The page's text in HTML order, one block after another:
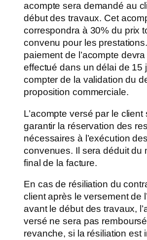
acompte sera demandé au
début des travaux. Cet
correspondra à 30% du prix
convenu pour les
paiement de l’acompte devra
effectué dans un délai de 15
compter de la validation du
proposition commerciale.
L’acompte versé par le client
garantir la réservation des
nécessaires à l’exécution
convenues. Il sera déduit du
final de la facture.
En cas de résiliation du
client après le versement de
avant le début des travaux,
versé ne sera pas
revanche, si la résiliation est